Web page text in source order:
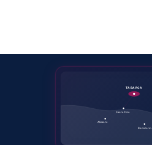
TABARCA
Santa Pola
Alicante
Benidorm